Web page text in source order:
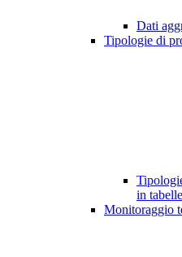
Dati
Tipologie di
in
Monitoraggio